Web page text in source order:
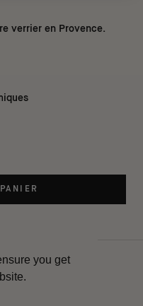
you get
verrier en Provence.